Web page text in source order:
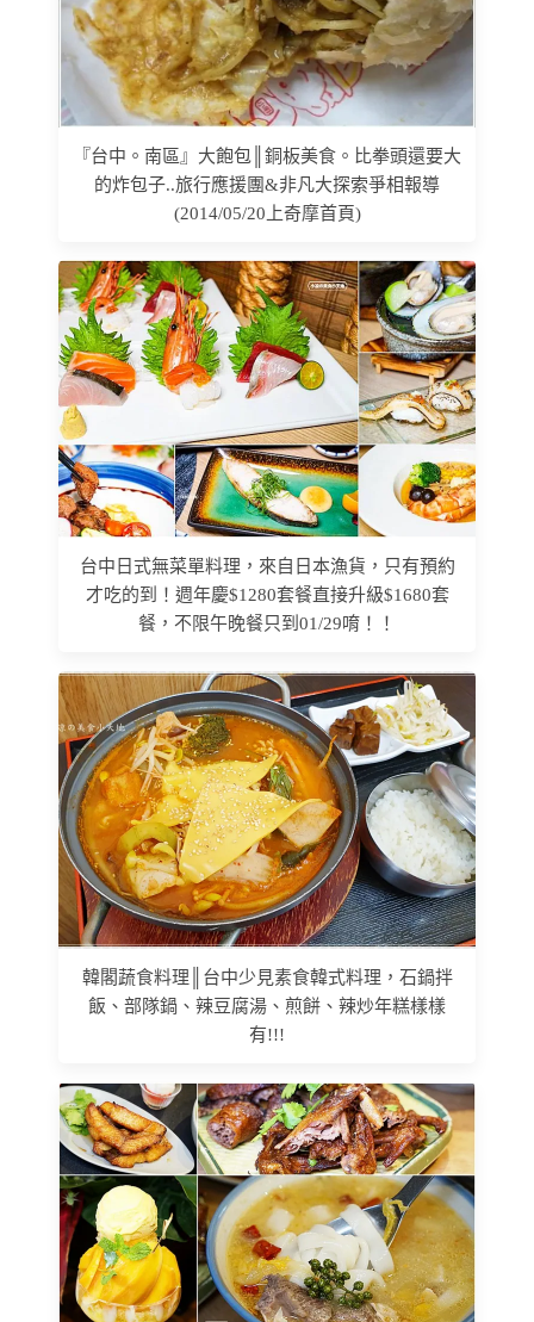
『台中。南區』大飽包║銅板美食。比拳頭還要大
的炸包子..旅行應援團&非凡大探索爭相報導
(2014/05/20上奇摩首頁)
台中日式無菜單料理，來自日本漁貨，只有預約
才吃的到！週年慶$1280套餐直接升級$1680套
餐，不限午晚餐只到01/29唷！！
韓閣蔬食料理║台中少見素食韓式料理，石鍋拌
飯、部隊鍋、辣豆腐湯、煎餅、辣炒年糕樣樣
有!!!